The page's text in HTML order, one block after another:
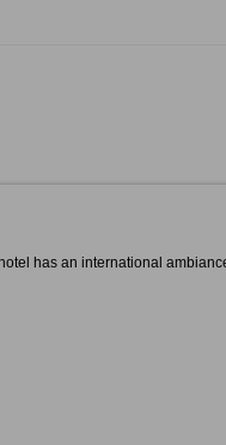
has an international